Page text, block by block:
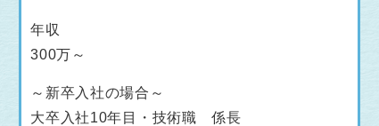
年収
300万～
～新卒入社の場合～
大卒入社10年目・技術職 係長